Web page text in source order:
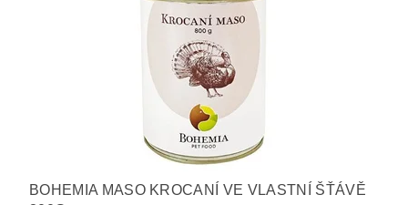
BOHEMIA MASO KROCANÍ VE VLASTNÍ ŠŤÁVĚ